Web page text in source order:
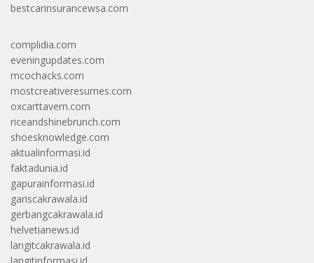
bestcarinsurancewsa.com
complidia.com
eveningupdates.com
mcochacks.com
mostcreativeresumes.com
oxcarttavern.com
riceandshinebrunch.com
shoesknowledge.com
aktualinformasi.id
faktadunia.id
gapurainformasi.id
gariscakrawala.id
gerbangcakrawala.id
helvetianews.id
langitcakrawala.id